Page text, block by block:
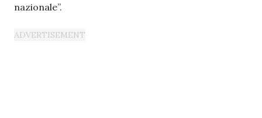
nazionale”.